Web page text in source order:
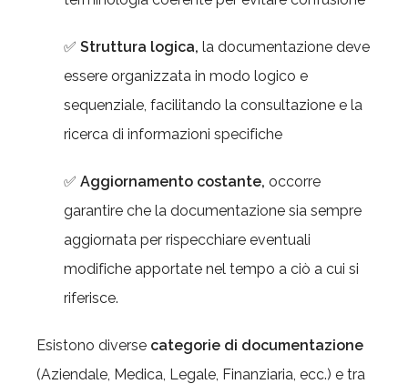
✅ Struttura logica, la documentazione deve
essere organizzata in modo logico e
sequenziale, facilitando la consultazione e la
ricerca di informazioni specifiche
✅ Aggiornamento costante, occorre
garantire che la documentazione sia sempre
aggiornata per rispecchiare eventuali
modifiche apportate nel tempo a ciò a cui si
riferisce.
Esistono diverse categorie di documentazione
(Aziendale, Medica, Legale, Finanziaria, ecc.) e tra